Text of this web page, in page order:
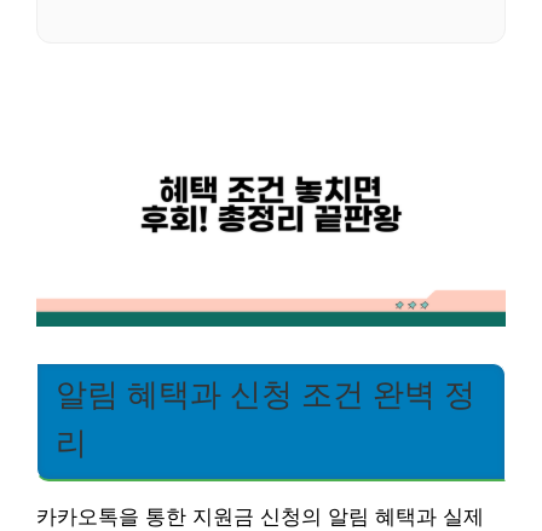
알림 혜택과 신청 조건 완벽 정
리
카카오톡을 통한 지원금 신청의 알림 혜택과 실제